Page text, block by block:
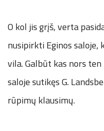
O kol jis grįš, verta
nusipirkti Eginos saloje,
vila. Galbūt kas nors
saloje sutikęs G.
rūpimų klausimų.